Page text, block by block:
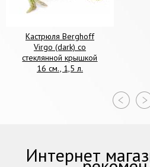
Кастрюля Berghoff
Virgo (dark) со
стеклянной крышкой
16 см., 1,5 л.
Интернет